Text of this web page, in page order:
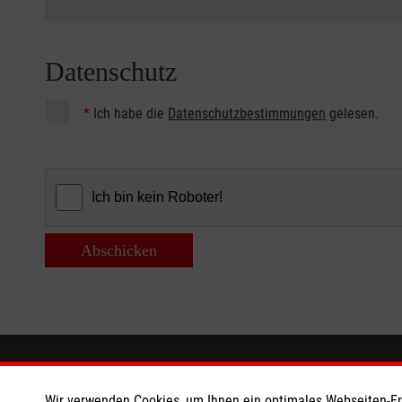
Datenschutz
* Ich habe die Datenschutzbestimmungen gelesen.
Abschicken